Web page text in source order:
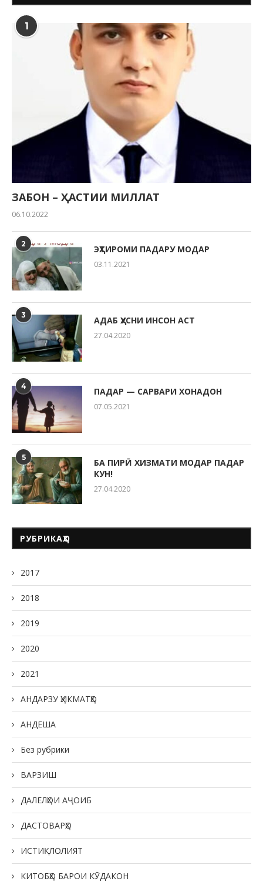
1
ЗАБОН – ҲАСТИИ МИЛЛАТ
06.10.2022
2 ЭҲТИРОМИ ПАДАРУ МОДАР
03.11.2021
3 АДАБ ҲУСНИ ИНСОН АСТ
27.04.2020
4 ПАДАР — САРВАРИ ХОНАДОН
07.05.2021
5
БА ПИРӢ ХИЗМАТИ МОДАР ПАДАР
КУН!
27.04.2020
РУБРИКАҲО
2017
2018
2019
2020
2021
АНДАРЗУ ҲИКМАТҲО
АНДЕША
Без рубрики
ВАРЗИШ
ДАЛЕЛҲОИ АҶОИБ
ДАСТОВАРҲО
ИСТИҚЛОЛИЯТ
КИТОБҲО БАРОИ КӮДАКОН